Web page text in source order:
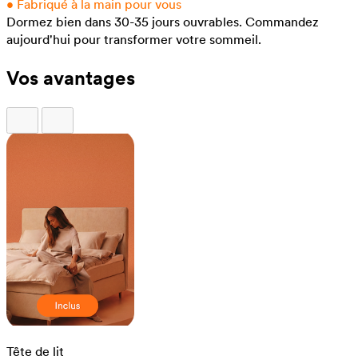
• Fabriqué à la main pour vous
Dormez bien dans 30-35 jours ouvrables. Commandez
aujourd'hui pour transformer votre sommeil.
Vos avantages
Tête de lit